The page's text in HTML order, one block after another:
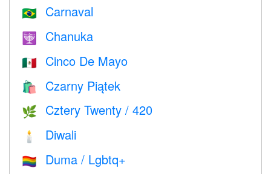
🇧🇷 Carnaval
🕎 Chanuka
🇲🇽 Cinco De Mayo
🛍 Czarny Piątek
🌿 Cztery Twenty / 420
🕯 Diwali
🏳️‍🌈 Duma / Lgbtq+